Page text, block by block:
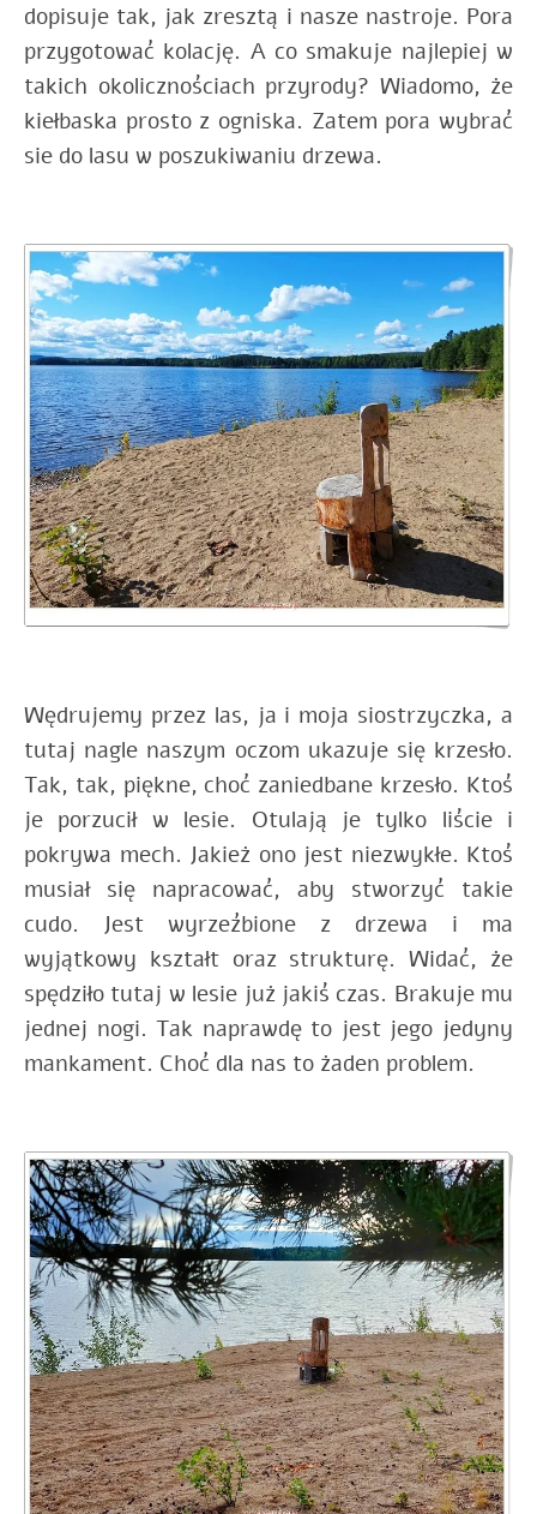
dopisuje tak, jak zresztą i nasze nastroje. Pora
przygotować kolację. A co smakuje najlepiej w
takich okolicznościach przyrody? Wiadomo, że
kiełbaska prosto z ogniska. Zatem pora wybrać
sie do lasu w poszukiwaniu drzewa.
Wędrujemy przez las, ja i moja siostrzyczka, a
tutaj nagle naszym oczom ukazuje się krzesło.
Tak, tak, piękne, choć zaniedbane krzesło. Ktoś
je porzucił w lesie. Otulają je tylko liście i
pokrywa mech. Jakież ono jest niezwykłe. Ktoś
musiał się napracować, aby stworzyć takie
cudo. Jest wyrzeźbione z drzewa i ma
wyjątkowy kształt oraz strukturę. Widać, że
spędziło tutaj w lesie już jakiś czas. Brakuje mu
jednej nogi. Tak naprawdę to jest jego jedyny
mankament. Choć dla nas to żaden problem.